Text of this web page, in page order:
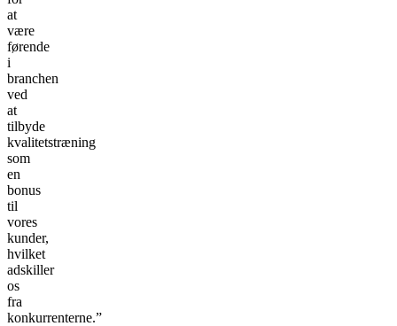
at
være
førende
i
branchen
ved
at
tilbyde
kvalitetstræning
som
en
bonus
til
vores
kunder,
hvilket
adskiller
os
fra
konkurrenterne.”